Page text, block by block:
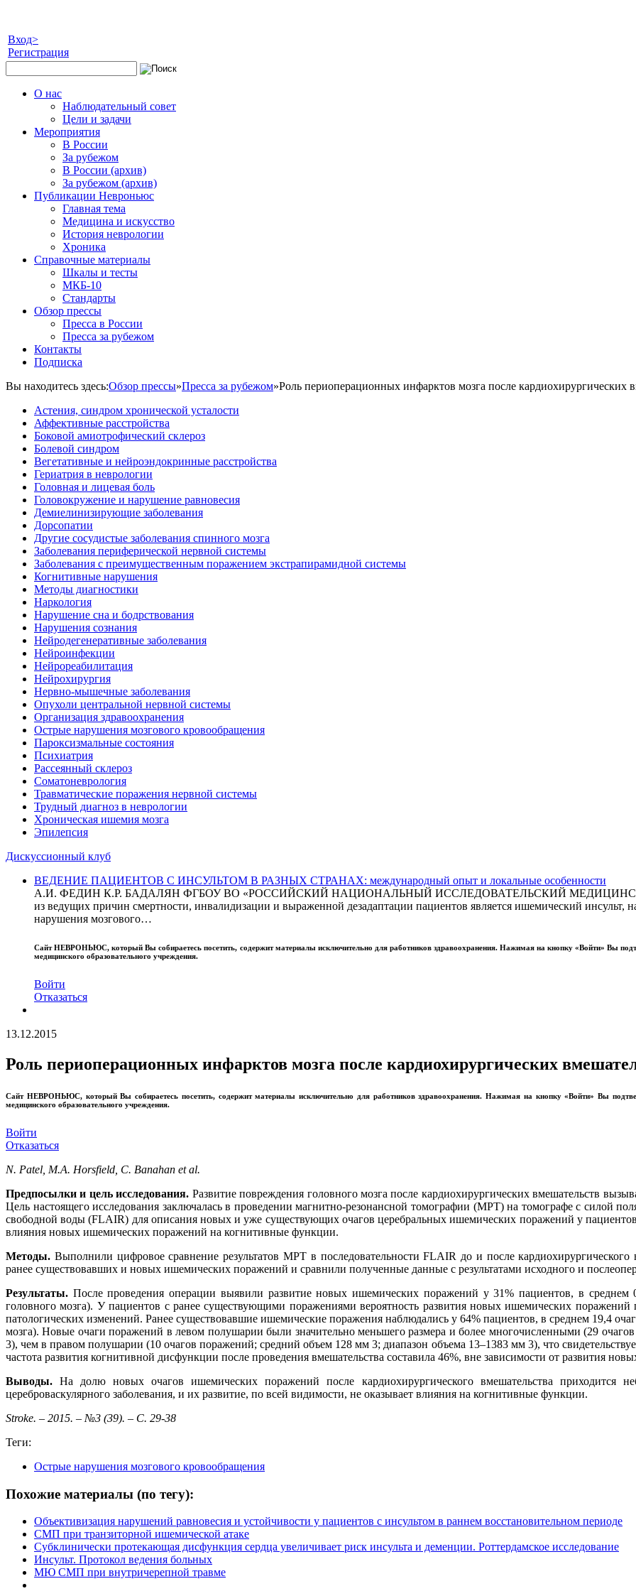
Вход>
Регистрация
О нас
Наблюдательный совет
Цели и задачи
Мероприятия
В России
За рубежом
В России (архив)
За рубежом (архив)
Публикации Невроньюс
Главная тема
Медицина и искусство
История неврологии
Хроника
Справочные материалы
Шкалы и тесты
МКБ-10
Стандарты
Обзор прессы
Пресса в России
Пресса за рубежом
Контакты
Подписка
Вы находитесь здесь:Обзор прессы»Пресса за рубежом»Роль периоперационных инфарктов мозга после кардиохирургических
Астения, синдром хронической усталости
Аффективные расстройства
Боковой амиотрофический склероз
Болевой синдром
Вегетативные и нейроэндокринные расстройства
Гериатрия в неврологии
Головная и лицевая боль
Головокружение и нарушение равновесия
Демиелинизирующие заболевания
Дорсопатии
Другие сосудистые заболевания спинного мозга
Заболевания периферической нервной системы
Заболевания с преимущественным поражением экстрапирамидной системы
Когнитивные нарушения
Методы диагностики
Наркология
Нарушение сна и бодрствования
Нарушения сознания
Нейродегенеративные заболевания
Нейроинфекции
Нейрореабилитация
Нейрохирургия
Нервно-мышечные заболевания
Опухоли центральной нервной системы
Организация здравоохранения
Острые нарушения мозгового кровообращения
Пароксизмальные состояния
Психиатрия
Рассеянный склероз
Соматоневрология
Травматические поражения нервной системы
Трудный диагноз в неврологии
Хроническая ишемия мозга
Эпилепсия
Дискуссионный клуб
ВЕДЕНИЕ ПАЦИЕНТОВ С ИНСУЛЬТОМ В РАЗНЫХ СТРАНАХ: международный опыт и локальные особенности
А.И. ФЕДИН К.Р. БАДАЛЯН ФГБОУ ВО «РОССИЙСКИЙ НАЦИОНАЛЬНЫЙ ИССЛЕДОВАТЕЛЬСКИЙ
из ведущих причин смертности, инвалидизации и выраженной дезадаптации пациентов является ишемический инсульт,
нарушения мозгового…
СайтНЕВРОНЬЮС, который Вы собираетесь посетить, содержит материалы исключительно для работников здравоохранения. Нажимая на кнопку «Войти» Вы
медицинского образовательного учреждения.
Войти
Отказаться
13.12.2015
Роль периоперационных инфарктов мозга после кардиохирургических
Сайт НЕВРОНЬЮС, который Вы собираетесь посетить, содержит материалы исключительно для работников здравоохранения. Нажимая на кнопку «Войти» Вы
медицинского образовательного учреждения.
Войти
Отказаться
N. Patel, M.A. Horsfield, C. Banahan et al.
Предпосылки и цель исследования. Развитие повреждения головного мозга после кардиохирургических вмешательств
Цель настоящего исследования заключалась в проведении магнитно-резонансной томографии (МРТ) на томографе с силой
свободной воды (FLAIR) для описания новых и уже существующих очагов церебральных ишемических поражений у
влияния новых ишемических поражений на когнитивные функции.
Методы. Выполнили цифровое сравнение результатов МРТ в последовательности FLAIR до и после
ранее существовавших и новых ишемических поражений и сравнили полученные данные с результатами исходного и
Результаты. После проведения операции выявили развитие новых ишемических поражений у 31% пациентов, в
головного мозга). У пациентов с ранее существующими поражениями вероятность развития новых ишемических
патологических изменений. Ранее существовавшие ишемические поражения наблюдались у 64% пациентов, в среднем 19,4
мозга). Новые очаги поражений в левом полушарии были значительно меньшего размера и более многочисленными (29
3), чем в правом полушарии (10 очагов поражений; средний объем 128 мм 3; диапазон объема 13–1383 мм 3), что
частота развития когнитивной дисфункции после проведения вмешательства составила 46%, вне зависимости от развития
Выводы. На долю новых очагов ишемических поражений после кардиохирургического вмешательства приходится
цереброваскулярного заболевания, и их развитие, по всей видимости, не оказывает влияния на когнитивные функции.
Stroke. – 2015. – №3 (39). – С. 29-38
Теги:
Острые нарушения мозгового кровообращения
Похожие материалы (по тегу):
Объективизация нарушений равновесия и устойчивости у пациентов с инсультом в раннем восстановительном периоде
СМП при транзиторной ишемической атаке
Субклинически протекающая дисфункция сердца увеличивает риск инсульта и деменции. Роттердамское исследование
Инсульт. Протокол ведения больных
МЮ СМП при внутричерепной травме